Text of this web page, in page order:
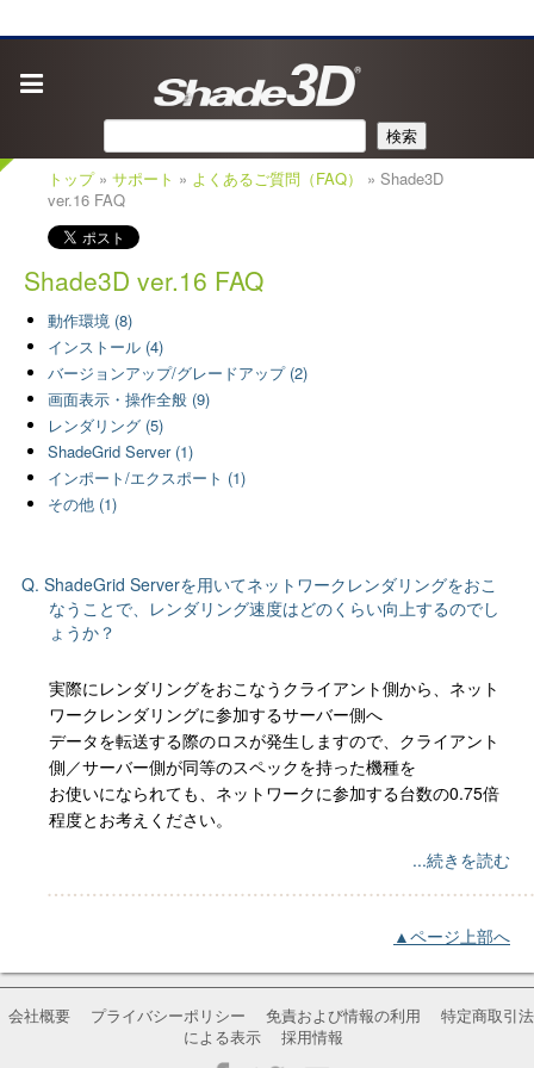
検索
トップ» サポート » よくあるご質問（FAQ）
» Shade3D
ver.16 FAQ
Shade3D ver.16 FAQ
動作環境 (8)
インストール (4)
バージョンアップ/グレードアップ (2)
画面表示・操作全般 (9)
レンダリング (5)
ShadeGrid Server (1)
インポート/エクスポート (1)
その他 (1)
Q. ShadeGrid Serverを用いてネットワークレンダリングをおこ
なうことで、レンダリング速度はどのくらい向上するのでし
ょうか？
実際にレンダリングをおこなうクライアント側から、ネット
ワークレンダリングに参加するサーバー側へ
データを転送する際のロスが発生しますので、クライアント
側／サーバー側が同等のスペックを持った機種を
お使いになられても、ネットワークに参加する台数の0.75倍
程度とお考えください。
...続きを読む
▲ページ上部へ
会社概要 プライバシーポリシー 免責および情報の利用
特定商取引法
による表示
採用情報